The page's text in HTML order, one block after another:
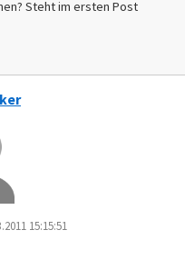
Steht im ersten Post
15:15:51